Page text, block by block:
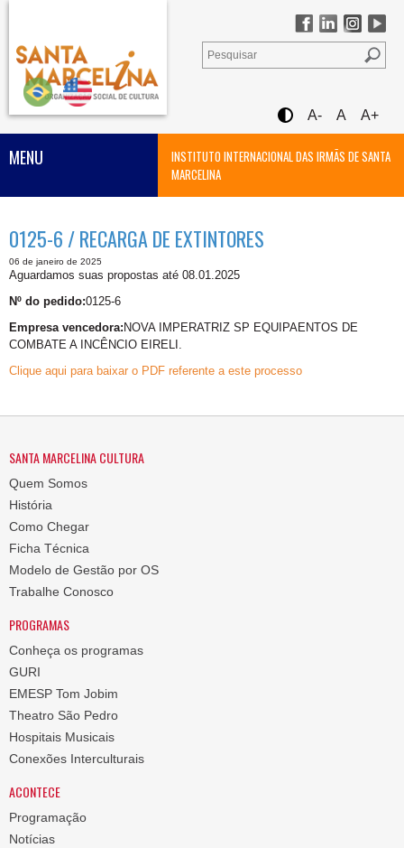
A- A A+
INSTITUTO INTERNACIONAL DAS IRMÃS DE SANTA
MARCELINA
MENU
0125-6 / RECARGA DE EXTINTORES
06 de janeiro de 2025
Aguardamos suas propostas até 08.01.2025
Nº do pedido:0125-6
Empresa vencedora: NOVA IMPERATRIZ SP EQUIPAENTOS DE
COMBATE A INCÊNCIO EIRELI.
Clique aqui para baixar o PDF referente a este processo
SANTA MARCELINA CULTURA
Quem Somos
História
Como Chegar
Ficha Técnica
Modelo de Gestão por OS
Trabalhe Conosco
PROGRAMAS
Conheça os programas
GURI
EMESP Tom Jobim
Theatro São Pedro
Hospitais Musicais
Conexões Interculturais
ACONTECE
Programação
Notícias